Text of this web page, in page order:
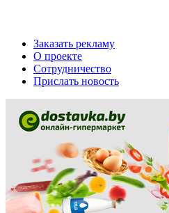
Заказать рекламу
О проекте
Сотрудничество
Прислать новость